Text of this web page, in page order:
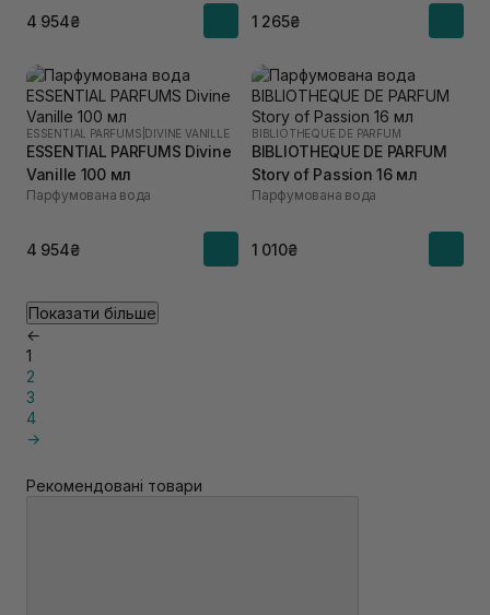
4 954₴ 1 265₴
ESSENTIAL PARFUMS DIVINE VANILLE
ESSENTIAL PARFUMS Divine
Vanille 100 мл
Парфумована вода
4 954₴
BIBLIOTHEQUE DE PARFUM
BIBLIOTHEQUE DE PARFUM
Story of Passion 16 мл
Парфумована вода
1 010₴
Показати більше
←
1
2
3
4
→
Рекомендовані товари